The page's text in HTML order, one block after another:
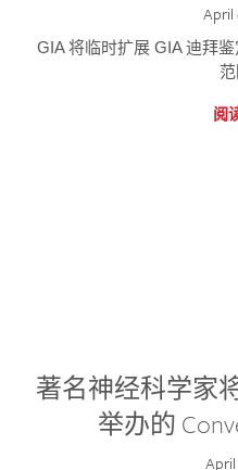
April
GIA 将临时扩展 GIA 迪拜
范
阅
著名神经科学家
举办的
April